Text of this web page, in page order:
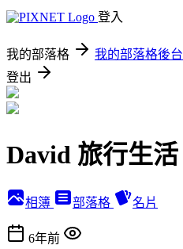
登入
我的部落格 我的部落格後台
登出
David 旅行生活
相簿 部落格 名片
6年前